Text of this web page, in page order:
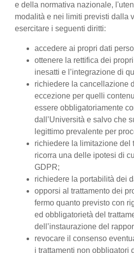
e della normativa nazionale,
modalità e nei limiti previsti dalla
esercitare i seguenti diritti:
accedere ai propri dati
ottenere la rettifica dei
inesatti e l’integrazione di
richiedere la cancellazione
eccezione per quelli
essere obbligatoriamente
dall’Università e salvo che
legittimo prevalente per
richiedere la limitazione del
ricorra una delle ipotesi di
GDPR;
richiedere la portabilità dei
opporsi al trattamento dei
fermo quanto previsto con
ed obbligatorietà del
dell’instaurazione del
revocare il consenso
i trattamenti non obbligatori